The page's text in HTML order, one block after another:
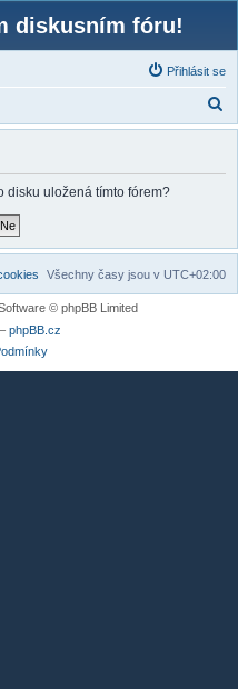
diskusním fóru!
Přihlásit se
l
disku uložená tímto fórem?
Všechny časy jsou v UTC+02:00
© phpBB Limited
phpBB.cz